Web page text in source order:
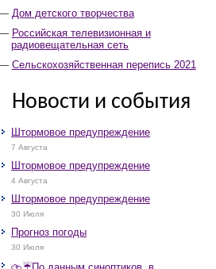
Дом детского творчества
Российская телевизионная и
радиовещательная сеть
Сельскохозяйственная перепись 2021
Новости и события
Штормовое предупреждение
7 Августа
Штормовое предупреждение
4 Августа
Штормовое предупреждение
30 Июля
Прогноз погоды
30 Июля